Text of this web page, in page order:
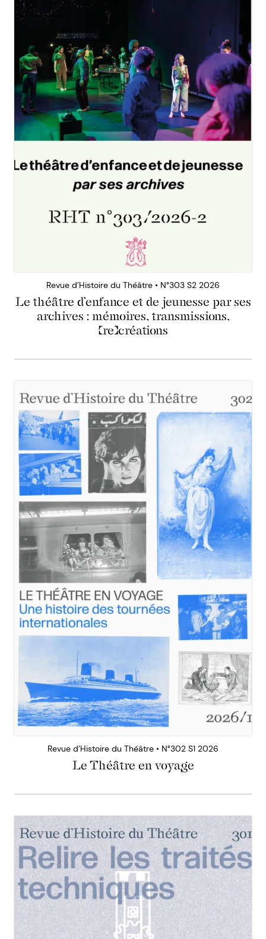
Revue d’Histoire du Théâtre • N°303 S2 2026
Le théâtre d’enfance et de jeunesse par ses
archives : mémoires, transmissions,
(re)créations
Revue d’Histoire du Théâtre • N°302 S1 2026
Le Théâtre en voyage